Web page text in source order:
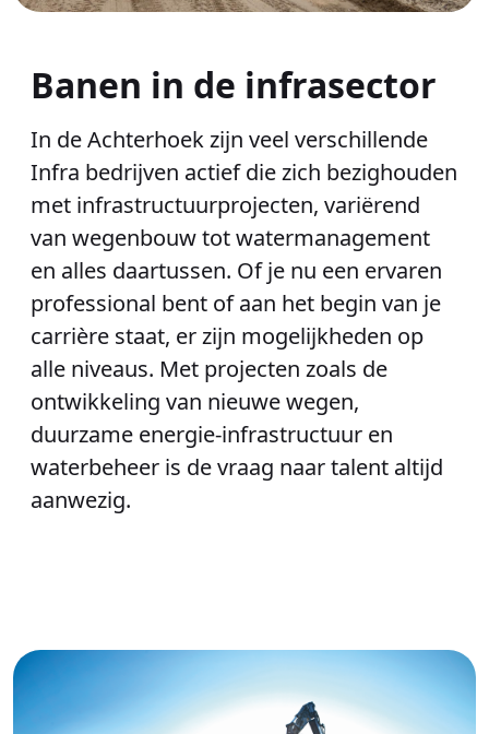
Banen in de infrasector
In de Achterhoek zijn veel verschillende
Infra bedrijven actief die zich bezighouden
met infrastructuurprojecten, variërend
van wegenbouw tot watermanagement
en alles daartussen. Of je nu een ervaren
professional bent of aan het begin van je
carrière staat, er zijn mogelijkheden op
alle niveaus. Met projecten zoals de
ontwikkeling van nieuwe wegen,
duurzame energie-infrastructuur en
waterbeheer is de vraag naar talent altijd
aanwezig.